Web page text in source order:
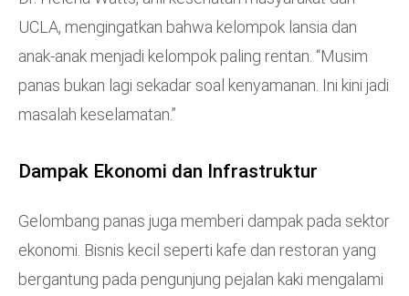
UCLA, mengingatkan bahwa kelompok lansia dan
anak-anak menjadi kelompok paling rentan. “Musim
panas bukan lagi sekadar soal kenyamanan. Ini kini jadi
masalah keselamatan.”
Dampak Ekonomi dan Infrastruktur
Gelombang panas juga memberi dampak pada sektor
ekonomi. Bisnis kecil seperti kafe dan restoran yang
bergantung pada pengunjung pejalan kaki mengalami